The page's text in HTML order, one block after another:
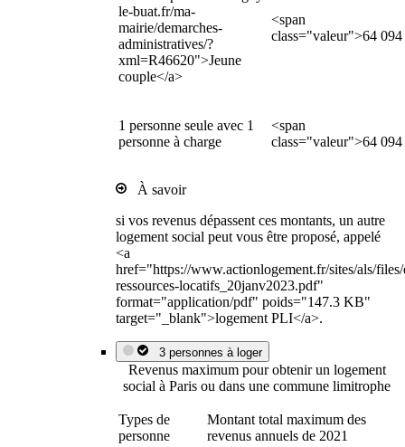
le-buat.fr/ma-
mairie/demarches-
administratives/?
xml=R46620">Jeune
couple</a>
<span
class="valeur">64 094
1 personne seule avec 1
personne à charge
<span
class="valeur">64 094
À savoir
si vos revenus dépassent ces montants, un autre
logement social peut vous être proposé, appelé
<a
href="https://www.actionlogement.fr/sites/als/
ressources-locatifs_20janv2023.pdf"
format="application/pdf" poids="147.3 KB"
target="_blank">logement PLI</a>.
3 personnes à loger
Revenus maximum pour obtenir un logement
social à Paris ou dans une commune limitrophe
Types de
personne
Montant total maximum des
revenus annuels de 2021